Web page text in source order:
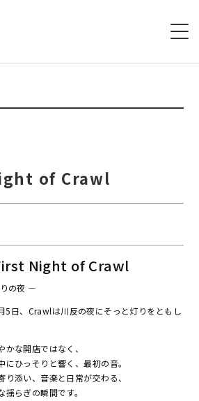
BOOKING
of Crawl
Night of Crawl
の夜 —
5日、Crawlは川反の夜にそっと灯りをともし
かな開店ではなく、
にひっそりと響く、最初の音。
り添い、音楽と日常が交わる、
揺らぎの瞬間です。